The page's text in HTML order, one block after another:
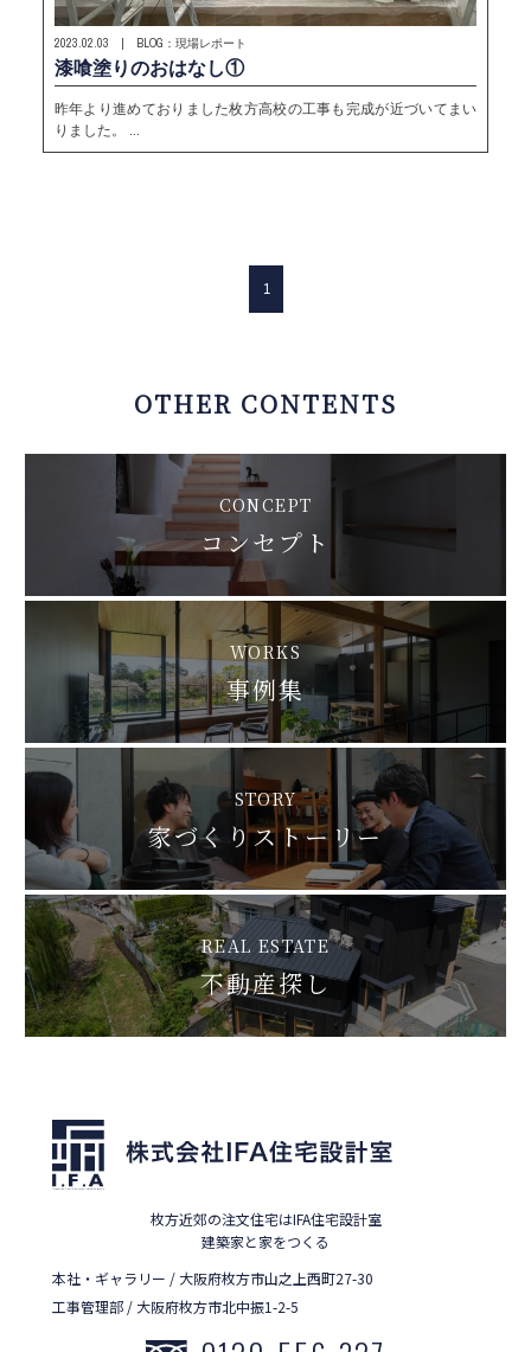
2023.02.03 | BLOG：現場レポート
漆喰塗りのおはなし①
昨年より進めておりました枚方高校の工事も完成が近づいてまい
りました。 …
1
OTHER CONTENTS
CONCEPT
コンセプト
WORKS
事例集
STORY
家づくりストーリー
REAL ESTATE
不動産探し
枚方近郊の注文住宅はIFA住宅設計室
建築家と家をつくる
本社・ギャラリー / 大阪府枚方市山之上西町27-30
工事管理部 / 大阪府枚方市北中振1-2-5